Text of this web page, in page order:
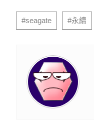
#seagate #永續